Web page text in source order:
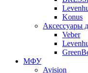
Konus
Аксессуары
Veber
МФУ
Avision